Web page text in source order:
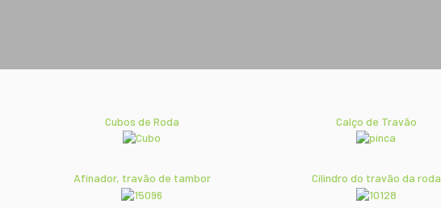
Cubos de Roda Calço de Travão
Afinador, travão de tambor Cilindro do travão da roda